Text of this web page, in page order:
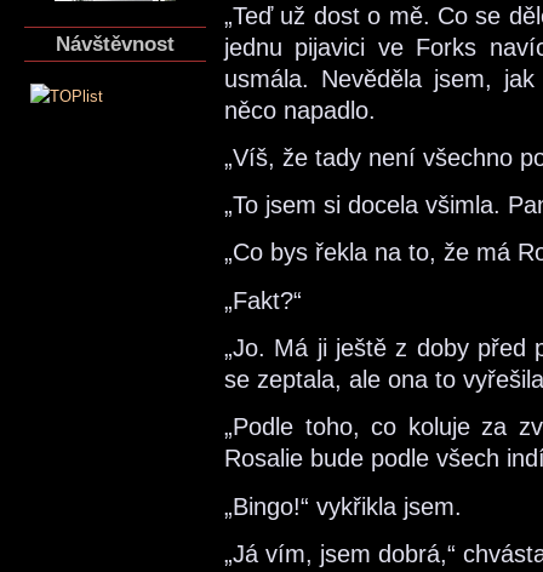
Návštěvnost
„Teď už dost o mě. Co se
jednu pijavici ve Forks
usmála. Nevěděla jsem,
něco napadlo.
„Víš, že tady není všechno
„To jsem si docela všimla.
„Co bys řekla na to, že má
„Fakt?“
„Jo. Má ji ještě z doby před
se zeptala, ale ona to
„Podle toho, co koluje za
Rosalie bude podle všech
„Bingo!“ vykřikla jsem.
„Já vím, jsem dobrá,“